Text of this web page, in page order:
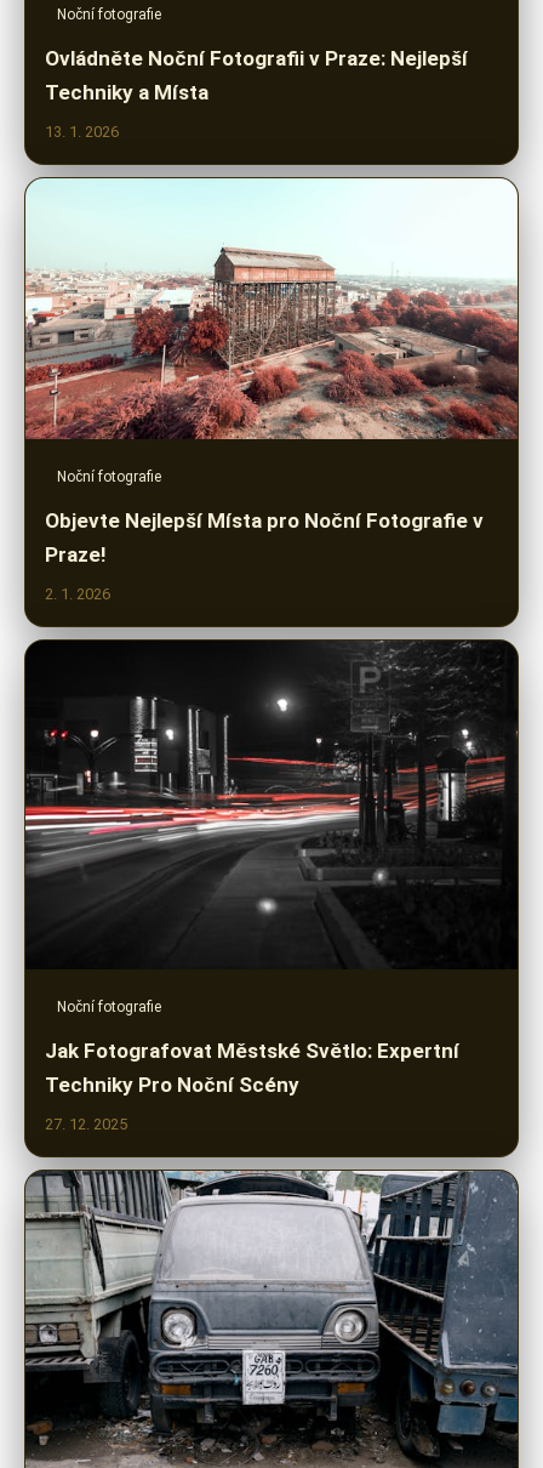
Noční fotografie
Ovládněte Noční Fotografii v Praze: Nejlepší
Techniky a Místa
13. 1. 2026
Noční fotografie
Objevte Nejlepší Místa pro Noční Fotografie v
Praze!
2. 1. 2026
Noční fotografie
Jak Fotografovat Městské Světlo: Expertní
Techniky Pro Noční Scény
27. 12. 2025